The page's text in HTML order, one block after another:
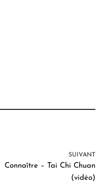
SUIVANT
Connaître – Tai Chi Chuan
(vidéo)